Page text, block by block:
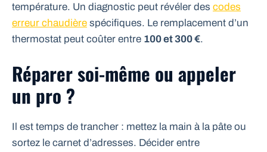
température. Un diagnostic peut révéler des codes
erreur chaudière spécifiques. Le remplacement d’un
thermostat peut coûter entre 100 et 300 €.
Réparer soi-même ou appeler
un pro ?
Il est temps de trancher : mettez la main à la pâte ou
sortez le carnet d’adresses. Décider entre